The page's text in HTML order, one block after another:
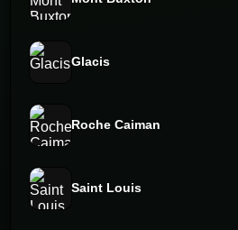
Glacis
Roche Caiman
Saint Louis